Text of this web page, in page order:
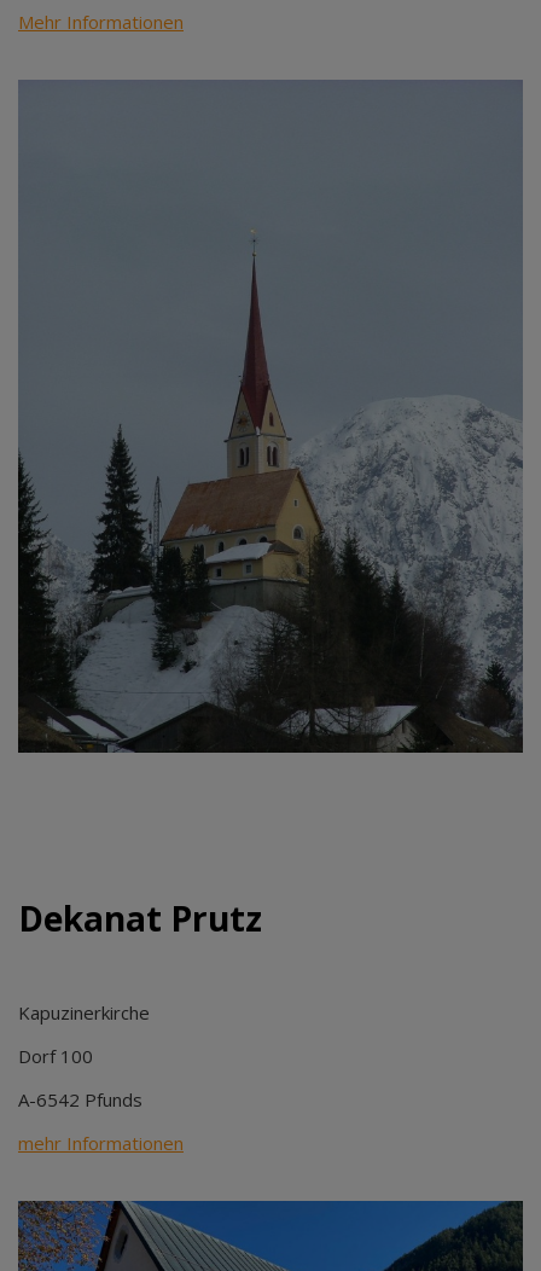
Mehr Informationen
Dekanat Prutz
Kapuzinerkirche
Dorf 100
A-6542 Pfunds
mehr Informationen